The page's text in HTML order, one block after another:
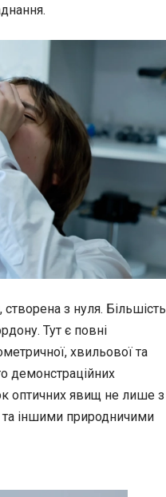
з нуля. Більшість
Тут є повні
хвильової та
демонстраційних
оптичних явищ не лише з
та іншими природничими